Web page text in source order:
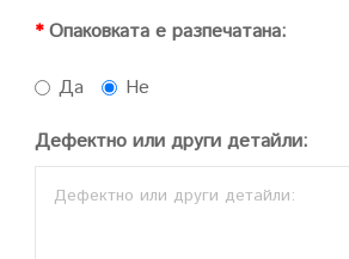
Опаковката е разпечатана:
Да
Не
Дефектно или други детайли: